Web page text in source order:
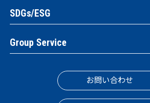
SDGs/ESG
Group Service
お問い合わせ